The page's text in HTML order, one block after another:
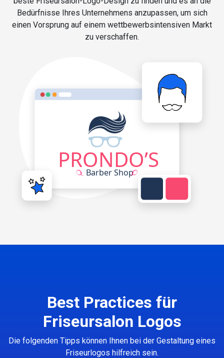
Bedürfnisse Ihres Unternehmens anzupassen, um sich
einen Vorsprung auf einem wettbewerbsintensiven Markt
zu verschaffen.
Best Practices für
Friseursalon Logos
Die folgenden Tipps können Ihnen bei der Gestaltung eines
Friseurlogos hilfreich sein.